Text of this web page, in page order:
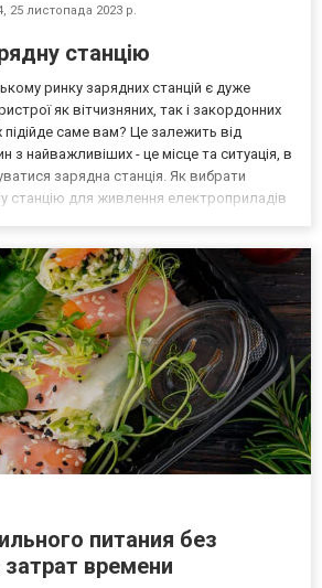
25 листопада 2023 р.
станцію
ринку зарядних станцій є дуже
як вітчизняних, так і закордонних
підійде саме вам? Це залежить від
з найважливіших - це місце та ситуація, в
зарядна станція. Як вибрати
станцію для живлення електроприладів
питания без
времени